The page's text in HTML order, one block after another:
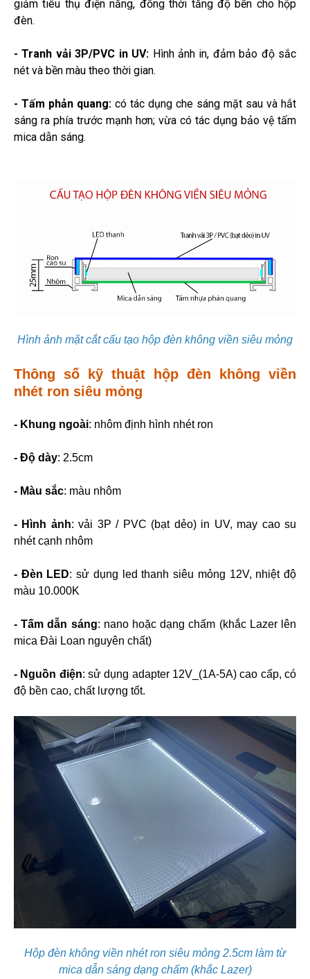
giảm tiêu thụ điện năng, đồng thời tăng độ bền cho hộp
đèn.
- Tranh vải 3P/PVC in UV: Hình ảnh in, đảm bảo độ sắc
nét và bền màu theo thời gian.
- Tấm phản quang: có tác dụng che sáng mặt sau và hắt
sáng ra phía trước mạnh hơn; vừa có tác dụng bảo vệ tấm
mica dẫn sáng.
Hình ảnh mặt cắt cấu tạo hộp đèn không viền siêu mỏng
Thông số kỹ thuật hộp đèn không viền
nhét ron siêu mỏng
- Khung ngoài: nhôm định hình nhét ron
- Độ dày: 2.5cm
- Màu sắc: màu nhôm
- Hình ảnh: vải 3P / PVC (bạt dẻo) in UV, may cao su
nhét cạnh nhôm
- Đèn LED: sử dụng led thanh siêu mỏng 12V, nhiệt độ
màu 10.000K
- Tấm dẫn sáng: nano hoặc dạng chấm (khắc Lazer lên
mica Đài Loan nguyên chất)
- Nguồn điện: sử dụng adapter 12V_(1A-5A) cao cấp, có
độ bền cao, chất lượng tốt.
Hộp đèn không viền nhét ron siêu mỏng 2.5cm làm từ
mica dẫn sáng dạng chấm (khắc Lazer)